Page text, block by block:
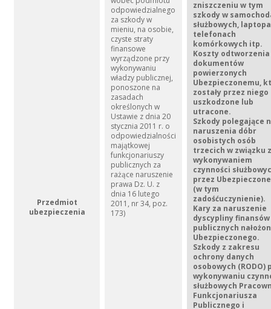
Przedmiot
ubezpieczenia
odpowiedzialnego
za szkody w
mieniu, na osobie,
czyste straty
finansowe
wyrządzone przy
wykonywaniu
władzy publicznej,
ponoszone na
zasadach
określonych w
Ustawie z dnia 20
stycznia 2011 r. o
odpowiedzialności
majątkowej
funkcjonariuszy
publicznych za
rażące naruszenie
prawa Dz. U. z
dnia 16 lutego
2011, nr 34, poz.
173)
zniszczeniu w tym
szkody w
służbowych,
telefonach
komórkowych itp.
Koszty odtworzenia
dokumentów
powierzonych
Ubezpieczonemu,
zostały przez niego
uszkodzone lub
utracone.
Szkody polegające
naruszenia dóbr
osobistych osób
trzecich w związku z
wykonywaniem
czynności
przez
(w tym
zadośćuczynienie).
Kary za naruszenie
dyscypliny finansów
publicznych
Ubezpieczonego.
Szkody z zakresu
ochrony danych
osobowych (RODO)
wykonywaniu
służbowych
Funkcjonariusza
Publicznego i